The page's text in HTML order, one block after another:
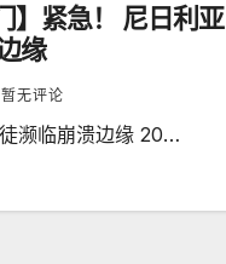
】紧急！ 尼日利亚
缘
暂无评论
濒临崩溃边缘 20…